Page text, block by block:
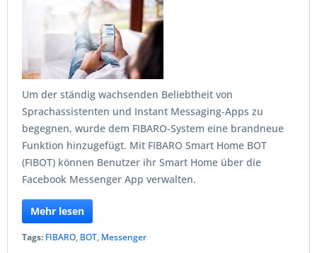
Um der ständig wachsenden Beliebtheit von
Sprachassistenten und Instant Messaging-Apps zu
begegnen, wurde dem FIBARO-System eine brandneue
Funktion hinzugefügt. Mit FIBARO Smart Home BOT
(FIBOT) können Benutzer ihr Smart Home über die
Facebook Messenger App verwalten.
Mehr lesen
Tags: FIBARO, BOT, Messenger